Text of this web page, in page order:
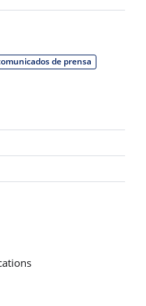
de prensa